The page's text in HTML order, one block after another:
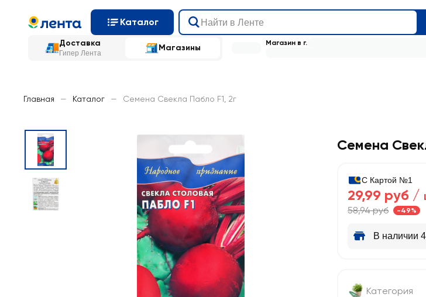
Каталог
Доставка
Гипер Лента
Магазины Магазин в г.
Главная — Каталог — Семена Свекла Пабло F1, 2г
Семена
С Картой №1
29,99 руб /
58,94 руб -49%
В наличии
Категория